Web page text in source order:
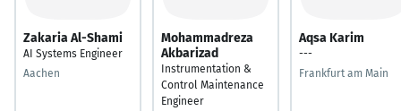
Zakaria Al-Shami
AI Systems Engineer
Aachen
Mohammadreza
Akbarizad
Instrumentation &
Control Maintenance
Engineer
Aqsa Karim
---
Frankfurt am Main